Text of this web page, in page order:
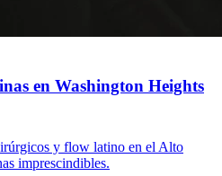
en Washington Heights
y flow latino en el Alto
imprescindibles.